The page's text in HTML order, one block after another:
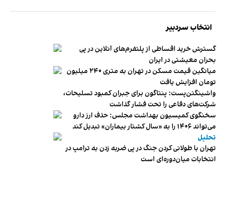
انتخاب سردبیر
گسترش خرید اقساطی از پلتفرم‌های آنلاین در پی
بحران معیشتی در ایران
میانگین قیمت مسکن در تهران به متری ۲۴۰ میلیون
تومان افزایش یافت
واشینگتن‌پست: پنتاگون برای جبران کمبود تسلیحات،
شرکت‌های دفاعی را تحت فشار گذاشت
سخنگوی کمیسیون بهداشت مجلس: حذف ارز دارو
می‌تواند ۱۴۰۶ را به «سال کشتار بیماران» تبدیل کند
تحلیل
تهران با طولانی کردن جنگ در پی ضربه زدن به ترامپ در
انتخابات میان‌دوره‌ای است